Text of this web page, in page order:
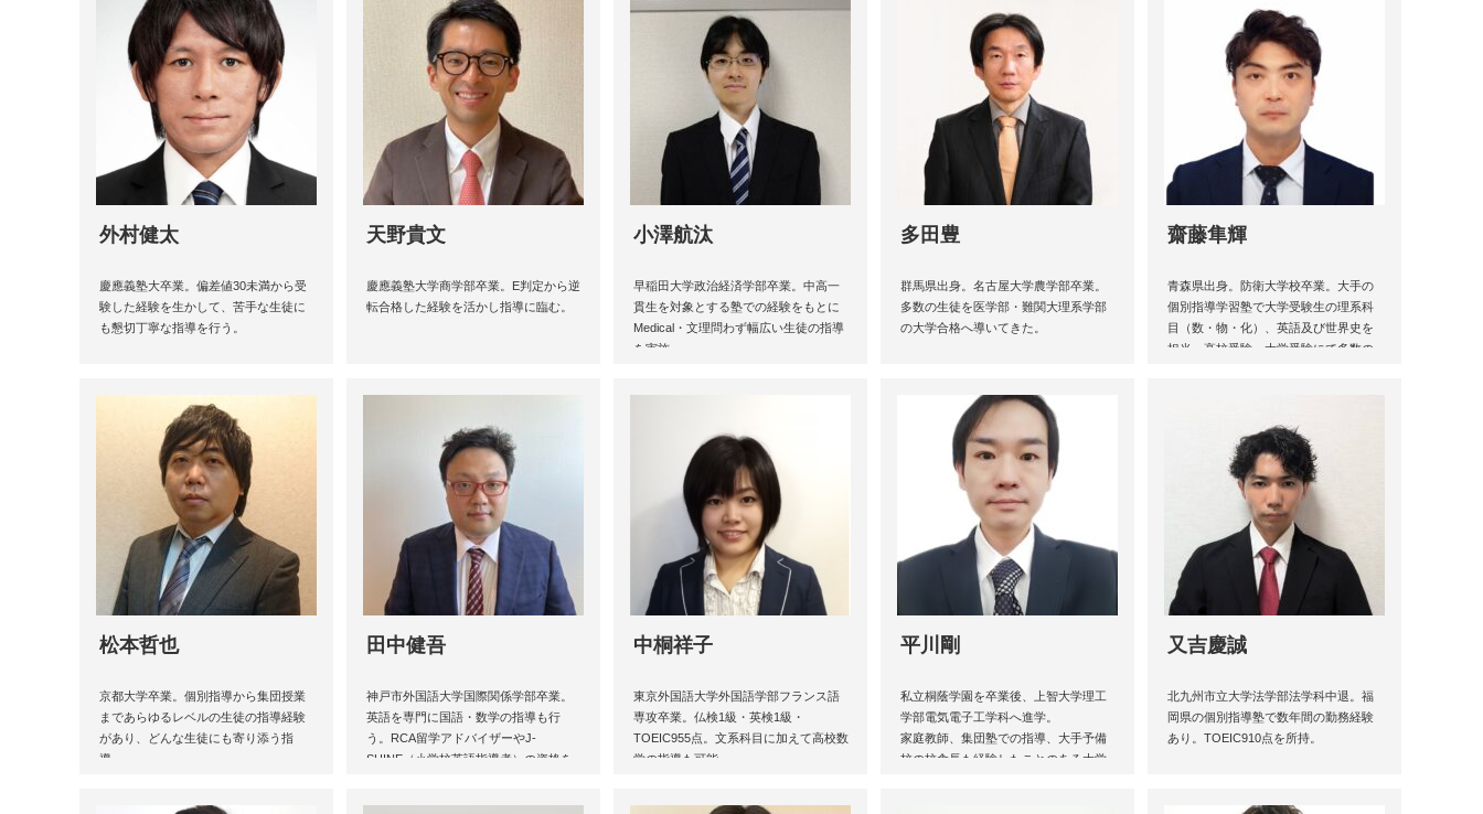
外村健太
慶應義塾大卒業。偏差値30未満から受
験した経験を生かして、苦手な生徒に
も懇切丁寧な指導を行う。
天野貴文
慶應義塾大学商学部卒業。E判定から逆
転合格した経験を活かし指導に臨む。
小澤航汰
早稲田大学政治経済学部卒業。中高一
貫生を対象とする塾での経験をもとに
Medical・文理問わず幅広い生徒の指導
を実施。
多田豊
群馬県出身。名古屋大学農学部卒業。
多数の生徒を医学部・難関大理系学部
の大学合格へ導いてきた。
齋藤隼輝
青森県出身。防衛大学校卒業。大手の
個別指導学習塾で大学受験生の理系科
目（数・物・化）、英語及び世界史を
担当。高校受験・大学受験にて多数の
松本哲也
京都大学卒業。個別指導から集団授業
まであらゆるレベルの生徒の指導経験
があり、どんな生徒にも寄り添う指
導。
田中健吾
神戸市外国語大学国際関係学部卒業。
英語を専門に国語・数学の指導も行
う。RCA留学アドバイザーやJ-
SHINE（小学校英語指導者）の資格を
中桐祥子
東京外国語大学外国語学部フランス語
専攻卒業。仏検1級・英検1級・
TOEIC955点。文系科目に加えて高校数
学の指導も可能。
平川剛
私立桐蔭学園を卒業後、上智大学理工
学部電気電子工学科へ進学。
家庭教師、集団塾での指導、大手予備
校の校舎長も経験したことのある大学
又吉慶誠
北九州市立大学法学部法学科中退。福
岡県の個別指導塾で数年間の勤務経験
あり。TOEIC910点を所持。